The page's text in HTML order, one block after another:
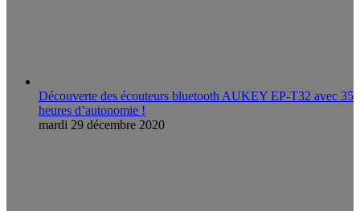
Découverte des écouteurs bluetooth AUKEY EP-T32 avec 35
heures d’autonomie !
mardi 29 décembre 2020